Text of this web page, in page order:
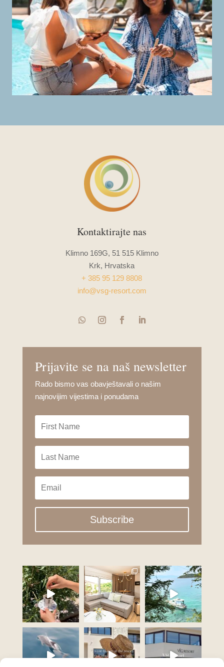
Kontaktirajte nas
Klimno 169G, 51 515 Klimno
Krk, Hrvatska
+ 385 95 129 8808
info@vsg-resort.com
Prijavite se na naš newsletter
Rado bismo vas obavještavali o našim
najnovijim vijestima i ponudama
Subscribe